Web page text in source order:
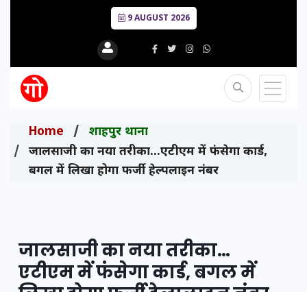
9 AUGUST 2026
Home
शाहपुर थाना
जालसाजी का नया तरीका…एटीएम में फंसेगा कार्ड,
बगल में लिखा होगा फर्जी हेल्पलाइन नंबर
जालसाजी का नया तरीका…
एटीएम में फंसेगा कार्ड, बगल में